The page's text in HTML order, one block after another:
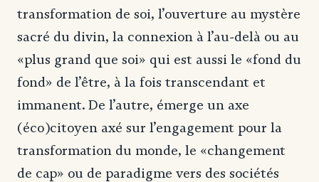
transformation de soi, l’ouverture au mystère
sacré du divin, la connexion à l’au-delà ou au
«plus grand que soi» qui est aussi le «fond du
fond» de l’être, à la fois transcendant et
immanent. De l’autre, émerge un axe
(éco)citoyen axé sur l’engagement pour la
transformation du monde, le «changement
de cap» ou de paradigme vers des sociétés